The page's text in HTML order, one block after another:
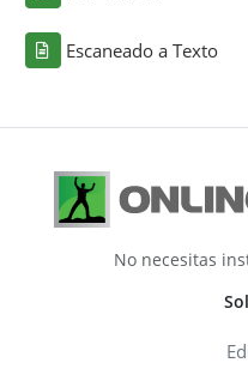
Escaneado a Texto
No necesitas